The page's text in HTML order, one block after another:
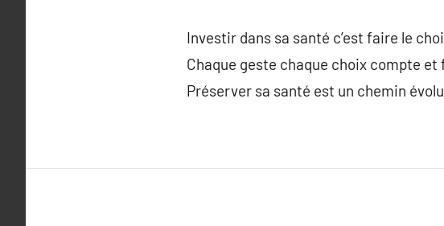
Investir dans sa santé c’est faire le
Chaque geste chaque choix compte
Préserver sa santé est un chemin